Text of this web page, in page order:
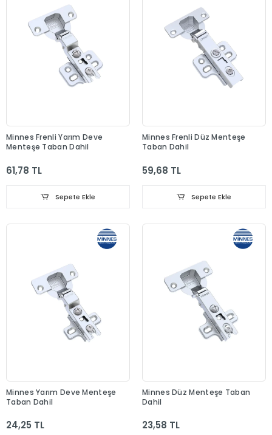
Minnes Frenli Yarım Deve
Menteşe Taban Dahil
61,78 TL
Sepete Ekle
Minnes Frenli Düz Menteşe
Taban Dahil
59,68 TL
Sepete Ekle
Minnes Yarım Deve Menteşe
Taban Dahil
24,25 TL
Minnes Düz Menteşe Taban
Dahil
23,58 TL